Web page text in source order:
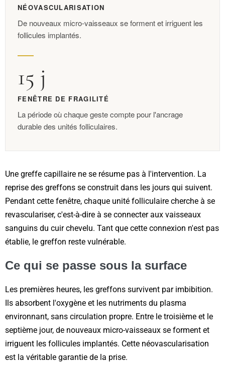
NÉOVASCULARISATION
De nouveaux micro-vaisseaux se forment et irriguent les
follicules implantés.
15 j
FENÊTRE DE FRAGILITÉ
La période où chaque geste compte pour l'ancrage
durable des unités folliculaires.
Une greffe capillaire ne se résume pas à l'intervention. La
reprise des greffons se construit dans les jours qui suivent.
Pendant cette fenêtre, chaque unité folliculaire cherche à se
revasculariser, c'est-à-dire à se connecter aux vaisseaux
sanguins du cuir chevelu. Tant que cette connexion n'est pas
établie, le greffon reste vulnérable.
Ce qui se passe sous la surface
Les premières heures, les greffons survivent par imbibition.
Ils absorbent l'oxygène et les nutriments du plasma
environnant, sans circulation propre. Entre le troisième et le
septième jour, de nouveaux micro-vaisseaux se forment et
irriguent les follicules implantés. Cette néovascularisation
est la véritable garantie de la prise.